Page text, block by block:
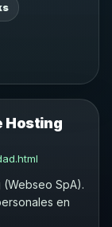
Hosting
SpA).
en